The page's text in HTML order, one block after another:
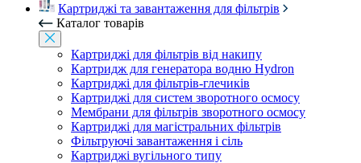
Картриджі та завантаження для фільтрів
Каталог товарів
Картриджі для фільтрів від накипу
Картридж для генератора водню Hydron
Картриджі для фільтрів-глечиків
Картриджі для систем зворотного осмосу
Мембрани для фільтрів зворотного осмосу
Картриджі для магістральних фільтрів
Фільтруючі завантаження і сіль
Картриджі вугільного типу